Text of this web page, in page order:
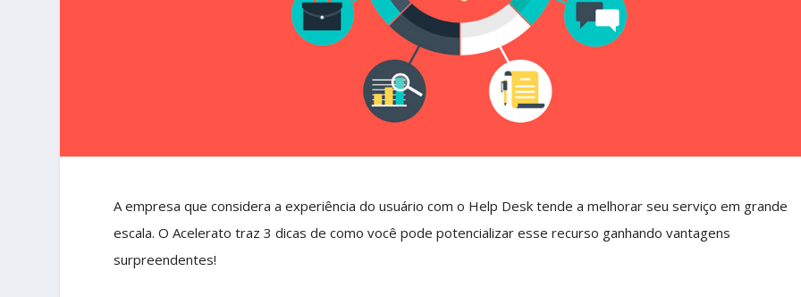
A empresa que considera a experiência do usuário com o Help Desk tende a melhorar seu serviço em grande
escala. O Acelerato traz 3 dicas de como você pode potencializar esse recurso ganhando vantagens
surpreendentes!